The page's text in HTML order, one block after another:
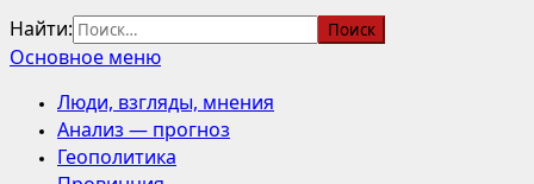
Найти:
Основное меню
Люди, взгляды, мнения
Анализ — прогноз
Геополитика